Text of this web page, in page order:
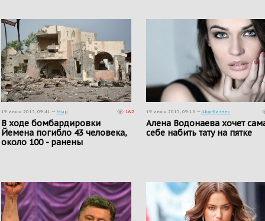
19 июля 2015, 09:41 — Мир 162
В ходе бомбардировки
Йемена погибло 43 человека,
около 100 - ранены
19 июля 2015, 09:15 — Шоу-бизнес
Алена Водонаева хочет
себе набить тату на пятке